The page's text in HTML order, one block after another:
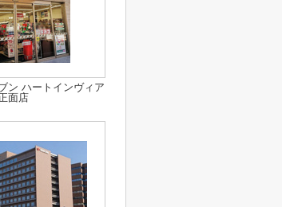
ン ハートインヴィア
面店